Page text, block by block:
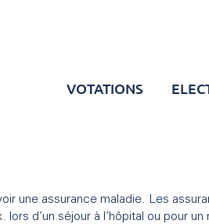
VOTATIONS
une assurance maladie. Les
d’un séjour à l’hôpital ou pour